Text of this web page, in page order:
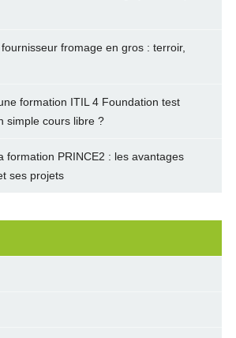
fromage en gros : terroir,
formation ITIL 4 Foundation test
simple cours libre ?
formation PRINCE2 : les avantages
ses projets